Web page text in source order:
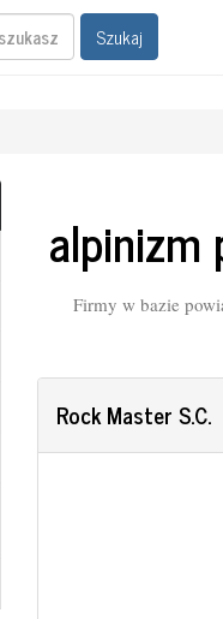
Szukaj
alpinizm
Firmy w bazie
Rock Master S.C.